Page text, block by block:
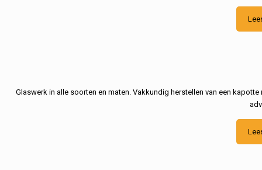
Glaswerk in alle soorten en maten. Vakkundig herstellen van een